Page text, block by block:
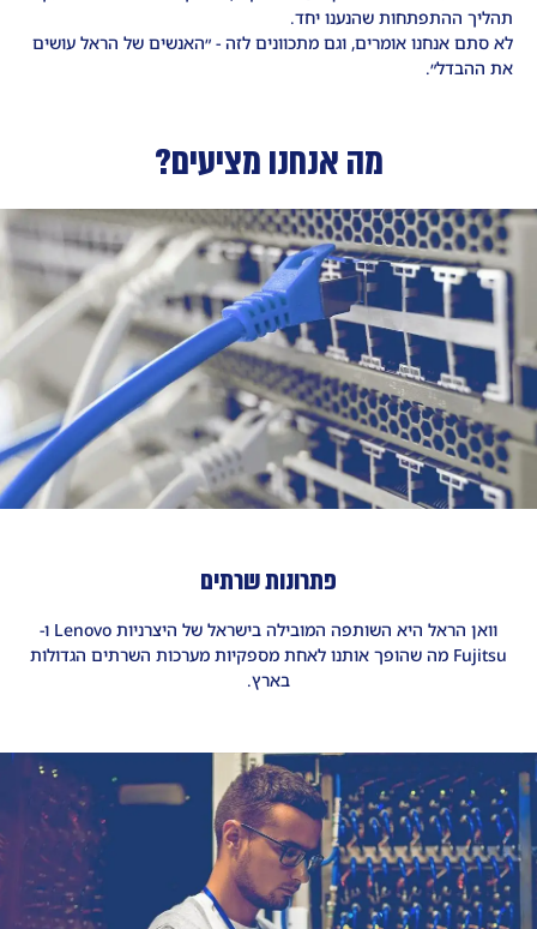
תהליך ההתפתחות שהנענו יחד.
לא סתם אנחנו אומרים, וגם מתכוונים לזה - ״האנשים של הראל עושים
את ההבדל״.
מה אנחנו מציעים?
פתרונות שרתים
וואן הראל היא השותפה המובילה בישראל של היצרניות Lenovo ו-
Fujitsu מה שהופך אותנו לאחת מספקיות מערכות השרתים הגדולות
בארץ.